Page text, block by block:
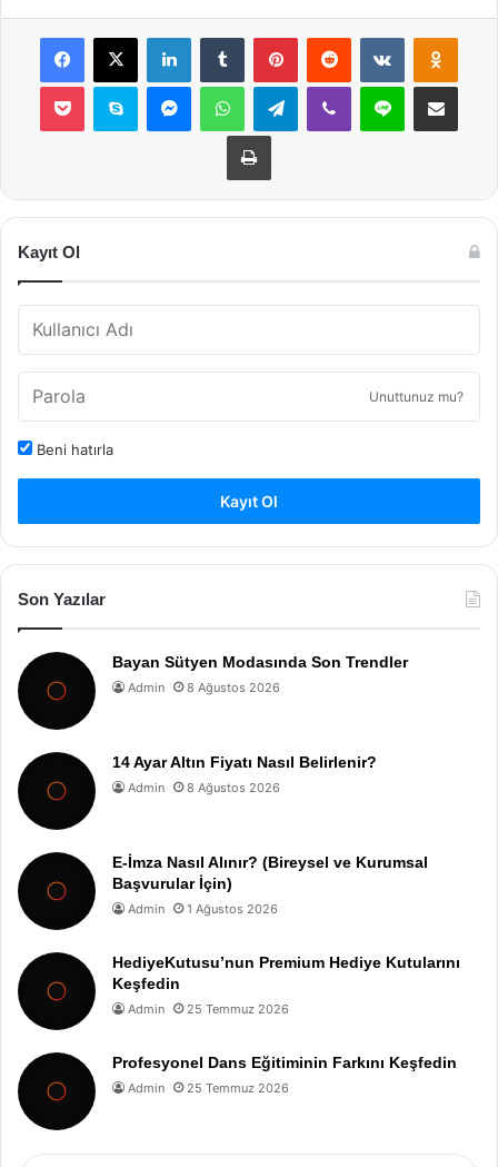
Facebook
X LinkedInTumblr PinterestReddit VKontakte
Pocket Skype MessengerWhatsAppTelegramViber Line E-Posta ile
Yazdır
Kayıt Ol
Unuttunuz mu?
Beni hatırla
Kayıt Ol
Son Yazılar
Bayan Sütyen Modasında Son Trendler
Admin 8 Ağustos 2026
14 Ayar Altın Fiyatı Nasıl Belirlenir?
Admin 8 Ağustos 2026
E-İmza Nasıl Alınır? (Bireysel ve Kurumsal
Başvurular İçin)
Admin 1 Ağustos 2026
HediyeKutusu’nun Premium Hediye Kutularını
Keşfedin
Admin 25 Temmuz 2026
Profesyonel Dans Eğitiminin Farkını Keşfedin
Admin 25 Temmuz 2026